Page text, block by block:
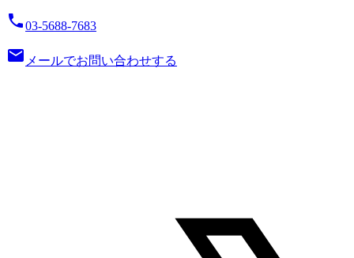
local_phone03-5688-7683
email メールでお問い合わせする